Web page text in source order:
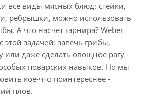
все виды мясных блюд: стейки,
ребрышки, можно использовать
А что насчет гарнира? Weber
этой задачей: запечь грибы,
или даже сделать овощное рагу -
особых поварских навыков. Но мы
кое-что поинтереснее -
плов.